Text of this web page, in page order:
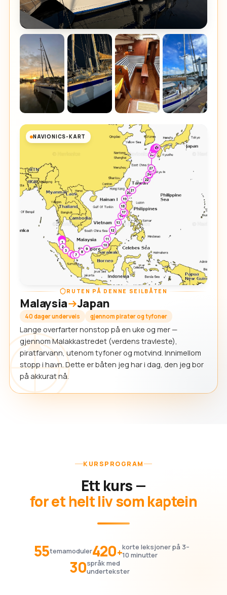
NAVIONICS-KART
RUTEN PÅ DENNE SEILBÅTEN
Malaysia Japan
40 dager underveis gjennom pirater og tyfoner
Lange overfarter nonstop på en uke og mer —
gjennom Malakkastredet (verdens travleste),
piratfarvann, utenom tyfoner og motvind. Innimellom
stopp i havn. Dette er båten jeg har i dag, den jeg bor
på akkurat nå.
KURSPROGRAM
Ett kurs —
for et helt liv som kaptein
55temamoduler420+korte leksjoner på 3–
10 minutter
30språk med
undertekster